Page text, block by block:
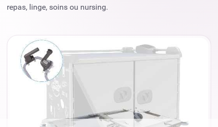
repas, linge, soins ou nursing.